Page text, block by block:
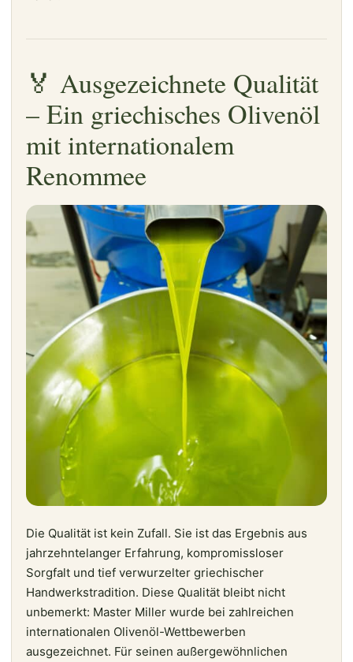
🏅 Ausgezeichnete Qualität
– Ein griechisches Olivenöl
mit internationalem
Renommee
Die Qualität ist kein Zufall. Sie ist das Ergebnis aus
jahrzehntelanger Erfahrung, kompromissloser
Sorgfalt und tief verwurzelter griechischer
Handwerkstradition. Diese Qualität bleibt nicht
unbemerkt: Master Miller wurde bei zahlreichen
internationalen Olivenöl-Wettbewerben
ausgezeichnet. Für seinen außergewöhnlichen